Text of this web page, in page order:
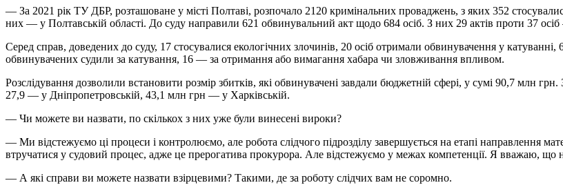
— За 2021 рік ТУ ДБР, розташоване у місті Полтаві, розпочало 2120 кримінальних проваджень, з яких 352
них — у Полтавській області. До суду направили 621 обвинувальний акт щодо 684 осіб. З них 29 актів проти 37
Серед справ, доведених до суду, 17 стосувалися екологічних злочинів, 20 осіб отримали обвинувачення у
обвинувачених судили за катування, 16 — за отримання або вимагання хабара чи зловживання впливом.
Розслідування дозволили встановити розмір збитків, які обвинувачені завдали бюджетній сфері, у сумі 90,7
27,9 — у Дніпропетровській, 43,1 млн грн — у Харківській.
— Чи можете ви назвати, по скількох з них уже були винесені вироки?
— Ми відстежуємо ці процеси і контролюємо, але робота слідчого підрозділу завершується на етапі направлення
втручатися у судовий процес, адже це прерогатива прокурора. Але відстежуємо у межах компетенції. Я вважаю, що
— А які справи ви можете назвати взірцевими? Такими, де за роботу слідчих вам не соромно.